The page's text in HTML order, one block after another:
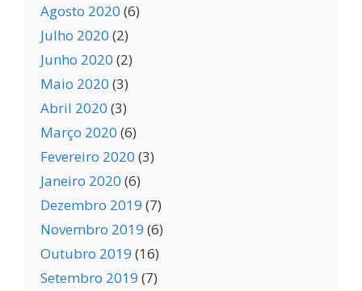
Agosto 2020 (6)
Julho 2020 (2)
Junho 2020 (2)
Maio 2020 (3)
Abril 2020 (3)
Março 2020 (6)
Fevereiro 2020 (3)
Janeiro 2020 (6)
Dezembro 2019 (7)
Novembro 2019 (6)
Outubro 2019 (16)
Setembro 2019 (7)